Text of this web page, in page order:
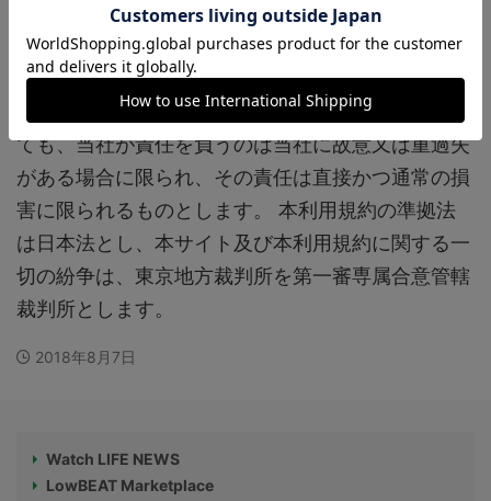
く、サービスを中断することがあります。当社はサ
ービスによる障害および損害において一切責任を負
いません。
前各項において、万一当社が責任を負う場合であっ
ても、当社が責任を負うのは当社に故意又は重過失
がある場合に限られ、その責任は直接かつ通常の損
害に限られるものとします。 本利用規約の準拠法
は日本法とし、本サイト及び本利用規約に関する一
切の紛争は、東京地方裁判所を第一審専属合意管轄
裁判所とします。
2018年8月7日
Watch LIFE NEWS
LowBEAT Marketplace